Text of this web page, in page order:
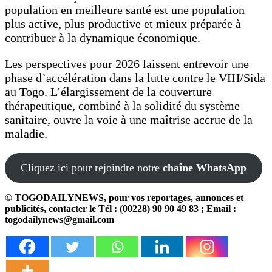
population en meilleure santé est une population
plus active, plus productive et mieux préparée à
contribuer à la dynamique économique.
Les perspectives pour 2026 laissent entrevoir une
phase d’accélération dans la lutte contre le VIH/Sida
au Togo. L’élargissement de la couverture
thérapeutique, combiné à la solidité du système
sanitaire, ouvre la voie à une maîtrise accrue de la
maladie.
Cliquez ici pour rejoindre notre chaîne WhatsApp
© TOGODAILYNEWS, pour vos reportages, annonces et
publicités, contacter le Tél : (00228) 90 90 49 83 ; Email :
togodailynews@gmail.com